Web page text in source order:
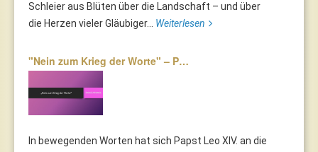
Schleier aus Blüten über die Landschaft – und über
die Herzen vieler Gläubiger... Weiterlesen
"Nein zum Krieg der Worte" – P…
In bewegenden Worten hat sich Papst Leo XIV. an die